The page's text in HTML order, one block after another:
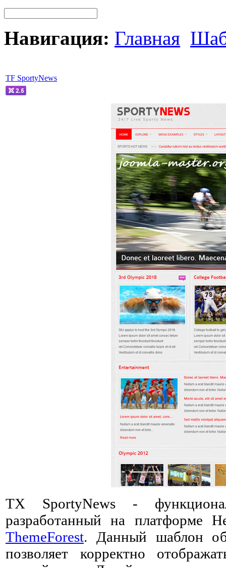
Навигация: Главная
TF SportyNews
TX SportyNews -
разработанный на платформе
ThemeForest. Данный шаблон
позволяет корректно